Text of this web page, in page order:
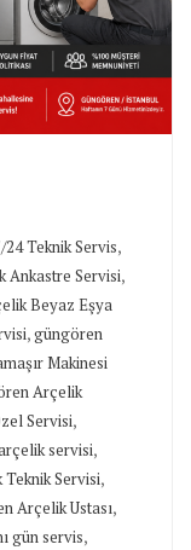
Teknik Servis,
Ankastre Servisi,
Beyaz Eşya
,güngören
Makinesi
Arçelik
Servisi,
servisi,
Servisi,
Arçelik Ustası,
gün servis,